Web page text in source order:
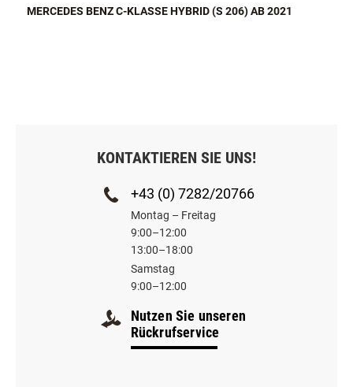
MERCEDES BENZ C-KLASSE HYBRID (S 206) AB 2021
KONTAKTIEREN SIE UNS!
+43 (0) 7282/20766
Montag – Freitag
9:00–12:00
13:00–18:00
Samstag
9:00–12:00
Nutzen Sie unseren
Rückrufservice